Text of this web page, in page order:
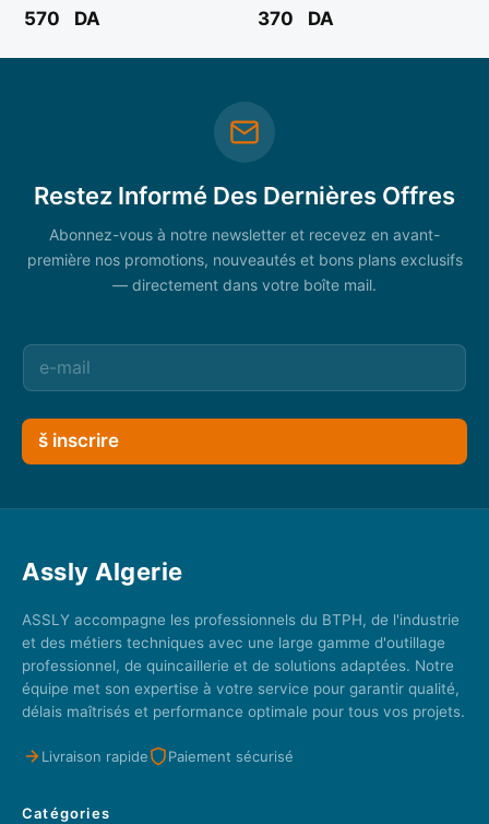
570 DA 370 DA
Restez Informé Des Dernières Offres
Abonnez-vous à notre newsletter et recevez en avant-
première nos promotions, nouveautés et bons plans exclusifs
— directement dans votre boîte mail.
š inscrire
Assly Algerie
ASSLY accompagne les professionnels du BTPH, de l'industrie
et des métiers techniques avec une large gamme d'outillage
professionnel, de quincaillerie et de solutions adaptées. Notre
équipe met son expertise à votre service pour garantir qualité,
délais maîtrisés et performance optimale pour tous vos projets.
Livraison rapide Paiement sécurisé
Catégories